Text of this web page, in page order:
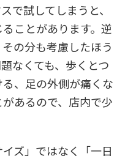
で試してしまうと、
ことがあります。逆
の分も考慮したほう
なくても、歩くとつ
、足の外側が痛くな
あるので、店内で少
ズ」ではなく「一日